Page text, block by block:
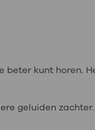
beter kunt horen.
geluiden